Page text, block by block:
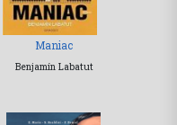
Maniac
Benjamín Labatut